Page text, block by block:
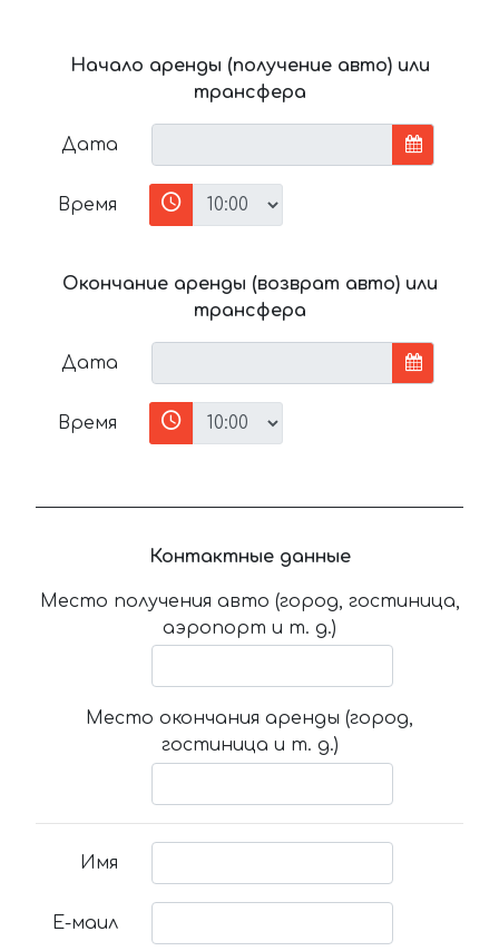
Начало аренды (получение авто) или
трансфера
Дата
Время
Окончание аренды (возврат авто) или
трансфера
Дата
Время
Контактные данные
Место получения авто (город, гостиница,
аэропорт и т. д.)
Место окончания аренды (город,
гостиница и т. д.)
Имя
Е-маил